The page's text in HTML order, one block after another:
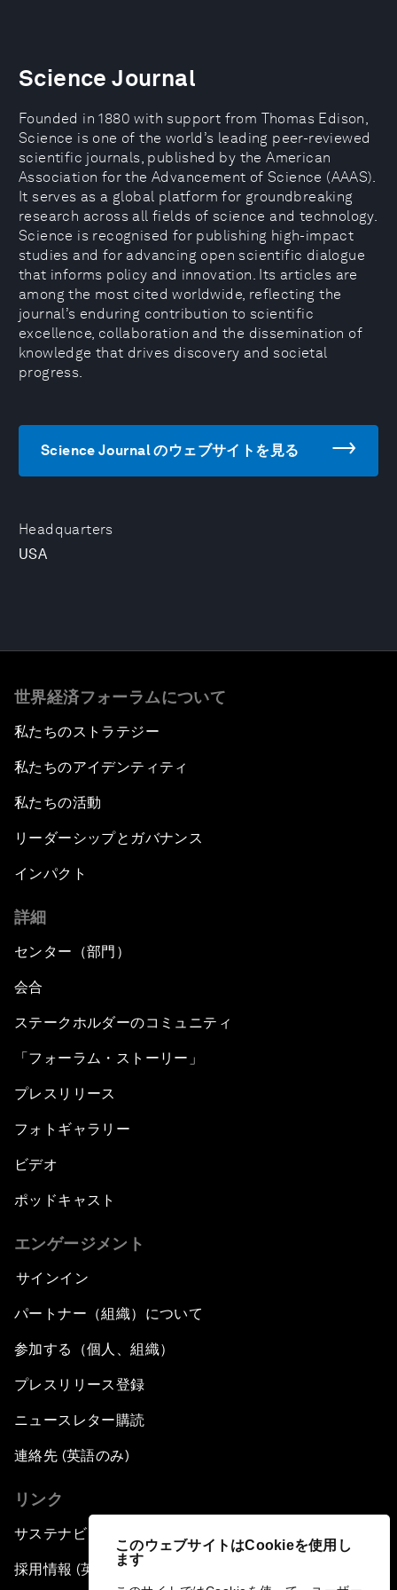
このウェブサイトはCookieを使用し
ます
Headquarters
USA
Science Journal
Founded in 1880 with support from Thomas Edison,
Science is one of the world’s leading peer-reviewed
scientific journals, published by the American
Association for the Advancement of Science (AAAS).
It serves as a global platform for groundbreaking
research across all fields of science and technology.
Science is recognised for publishing high-impact
studies and for advancing open scientific dialogue
that informs policy and innovation. Its articles are
among the most cited worldwide, reflecting the
journal’s enduring contribution to scientific
excellence, collaboration and the dissemination of
knowledge that drives discovery and societal
progress.
Science Journal のウェブサイトを見る
世界経済フォーラムについて
私たちのストラテジー
私たちのアイデンティティ
私たちの活動
リーダーシップとガバナンス
インパクト
詳細
センター（部門）
会合
ステークホルダーのコミュニティ
「フォーラム・ストーリー」
プレスリリース
フォトギャラリー
ビデオ
ポッドキャスト
エンゲージメント
サインイン
パートナー（組織）について
参加する（個人、組織）
プレスリリース登録
ニュースレター購読
連絡先 (英語のみ)
リンク
サステナビリティへの取り組み
採用情報 (英語のみ)